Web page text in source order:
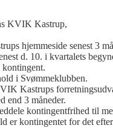
KVIK Kastrup,
hjemmeside senest 3
d. 10. i kvartalets
kontingent.
i Svømmeklubben.
Kastrups
end 3 måneder.
kontingentfrihed til
er kontingentet for det